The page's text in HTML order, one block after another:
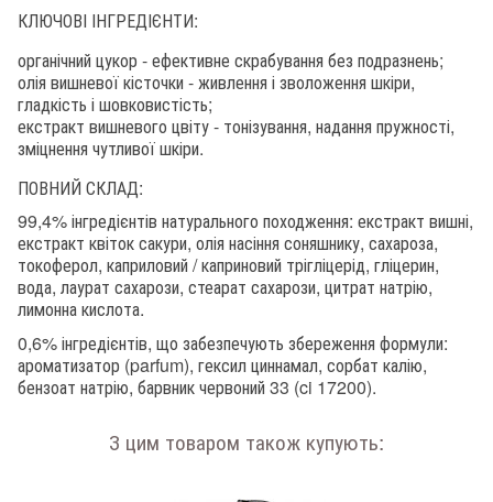
КЛЮЧОВІ ІНГРЕДІЄНТИ:
органічний цукор - ефективне скрабування без подразнень;
олія вишневої кісточки - живлення і зволоження шкіри,
гладкість і шовковистість;
екстракт вишневого цвіту - тонізування, надання пружності,
зміцнення чутливої шкіри.
ПОВНИЙ СКЛАД:
99,4% інгредієнтів натурального походження: екстракт вишні,
екстракт квіток сакури, олія насіння соняшнику, сахароза,
токоферол, каприловий / каприновий трігліцерід, гліцерин,
вода, лаурат сахарози, стеарат сахарози, цитрат натрію,
лимонна кислота.
0,6% інгредієнтів, що забезпечують збереження формули:
ароматизатор (parfum), гексил циннамал, сорбат калію,
бензоат натрію, барвник червоний 33 (ci 17200).
З цим товаром також купують: